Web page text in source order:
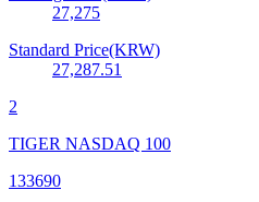
27,275
Standard Price(KRW)
27,287.51
2
TIGER NASDAQ 100
133690